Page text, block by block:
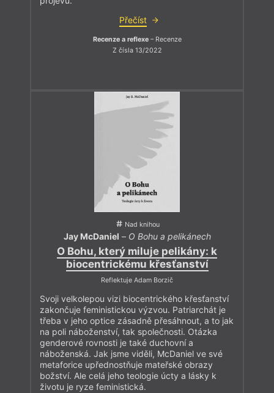
Přečíst
Recenze a reflexe– Recenze
Z čísla 13/2022
Nad knihou
Jay McDaniel – O Bohu a pelikánech
O Bohu, který miluje pelikány: k
biocentrickému křesťanství
Reflektuje Adam Borzič
Svoji velkolepou vizi biocentrického křesťanství
zakončuje feministickou výzvou. Patriarchát je
třeba v jeho optice zásadně přesáhnout, a to jak
na poli náboženství, tak společnosti. Otázka
genderové rovnosti je také duchovní a
náboženská. Jak jsme viděli, McDaniel ve své
metaforice upřednostňuje mateřské obrazy
božství. Ale celá jeho teologie úcty a lásky k
životu je ryze feministická.